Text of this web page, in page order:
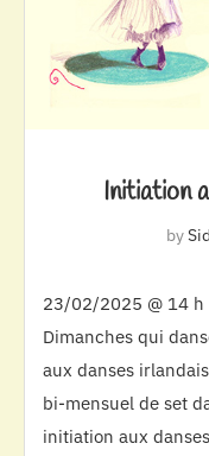
Initiation
by
23/02/2025 @ 14
Dimanches qui
aux danses
bi-mensuel de set
initiation aux